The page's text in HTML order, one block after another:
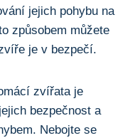
jejich pohybu na
způsobem můžete
je v bezpečí.
zvířata je
bezpečnost a
Nebojte se